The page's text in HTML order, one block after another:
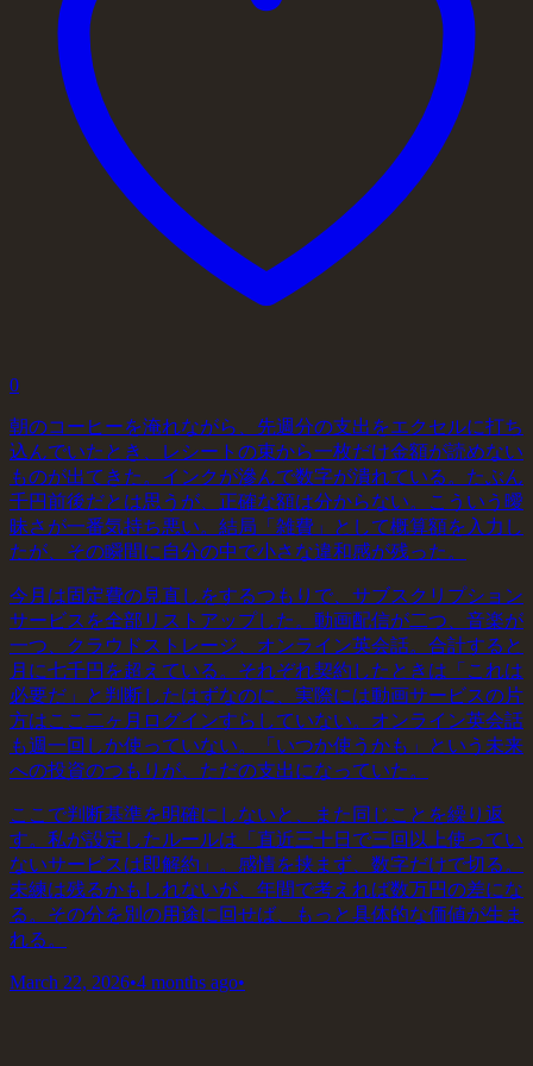
0
朝のコーヒーを淹れながら、先週分の支出をエクセルに打ち
込んでいたとき、レシートの束から一枚だけ金額が読めない
ものが出てきた。インクが滲んで数字が潰れている。たぶん
千円前後だとは思うが、正確な額は分からない。こういう曖
昧さが一番気持ち悪い。結局「雑費」として概算額を入力し
たが、その瞬間に自分の中で小さな違和感が残った。
今月は固定費の見直しをするつもりで、サブスクリプション
サービスを全部リストアップした。動画配信が二つ、音楽が
一つ、クラウドストレージ、オンライン英会話。合計すると
月に七千円を超えている。それぞれ契約したときは「これは
必要だ」と判断したはずなのに、実際には動画サービスの片
方はここ二ヶ月ログインすらしていない。オンライン英会話
も週一回しか使っていない。「いつか使うかも」という未来
への投資のつもりが、ただの支出になっていた。
ここで判断基準を明確にしないと、また同じことを繰り返
す。私が設定したルールは「直近三十日で三回以上使ってい
ないサービスは即解約」。感情を挟まず、数字だけで切る。
未練は残るかもしれないが、年間で考えれば数万円の差にな
る。その分を別の用途に回せば、もっと具体的な価値が生ま
れる。
March 22, 2026•4 months ago•